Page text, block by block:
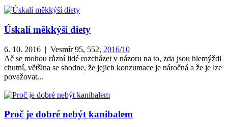
Úskalí měkkýší diety
6. 10. 2016 | Vesmír 95, 552, 2016/10
Ač se mohou různí lidé rozcházet v názoru na to, zda jsou hlemýždi
chutní, většina se shodne, že jejich konzumace je náročná a že je lze
považovat...
Proč je dobré nebýt kanibalem